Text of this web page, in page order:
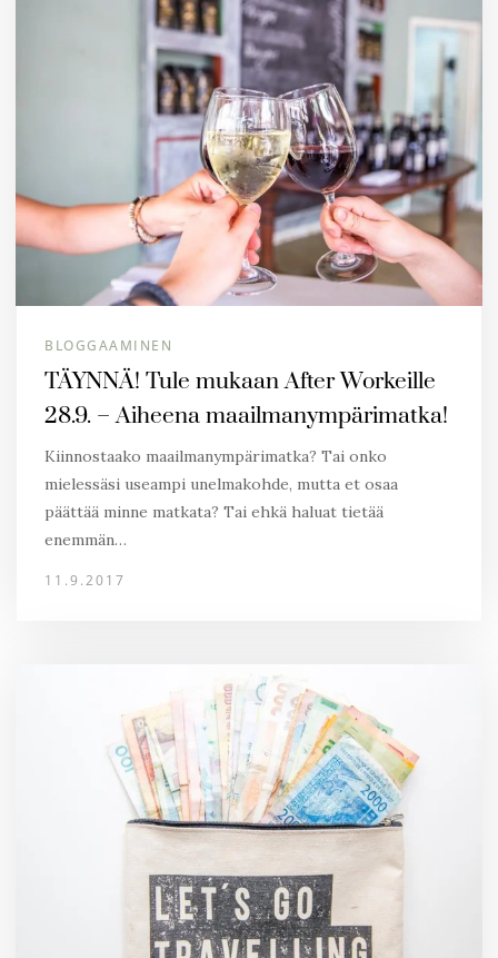
BLOGGAAMINEN
TÄYNNÄ! Tule mukaan After Workeille
28.9. – Aiheena maailmanympärimatka!
Kiinnostaako maailmanympärimatka? Tai onko
mielessäsi useampi unelmakohde, mutta et osaa
päättää minne matkata? Tai ehkä haluat tietää
enemmän…
11.9.2017